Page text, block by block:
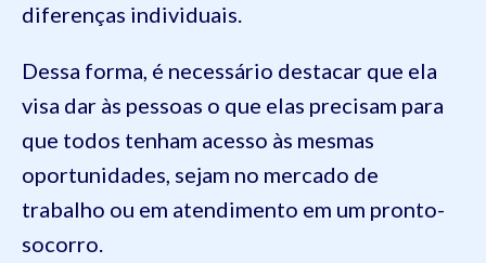
diferenças individuais.
Dessa forma, é necessário destacar que ela
visa dar às pessoas o que elas precisam para
que todos tenham acesso às mesmas
oportunidades, sejam no mercado de
trabalho ou em atendimento em um pronto-
socorro.